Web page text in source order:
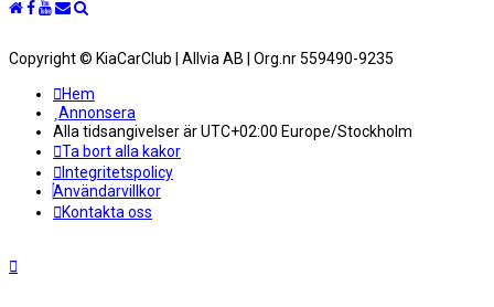
Copyright © KiaCarClub | Allvia AB | Org.nr 559490-9235
Hem
Annonsera
Alla tidsangivelser är UTC+02:00 Europe/Stockholm
Ta bort alla kakor
Integritetspolicy
Användarvillkor
Kontakta oss